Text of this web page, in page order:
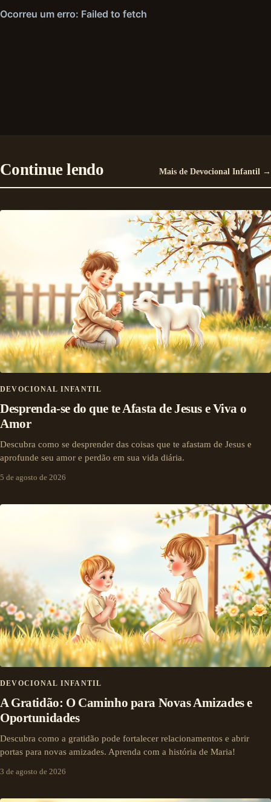
Continue lendo Mais de Devocional Infantil →
DEVOCIONAL INFANTIL
Desprenda-se do que te Afasta de Jesus e Viva o
Amor
Descubra como se desprender das coisas que te afastam de Jesus e
aprofunde seu amor e perdão em sua vida diária.
5 de agosto de 2026
DEVOCIONAL INFANTIL
A Gratidão: O Caminho para Novas Amizades e
Oportunidades
Descubra como a gratidão pode fortalecer relacionamentos e abrir
portas para novas amizades. Aprenda com a história de Maria!
3 de agosto de 2026